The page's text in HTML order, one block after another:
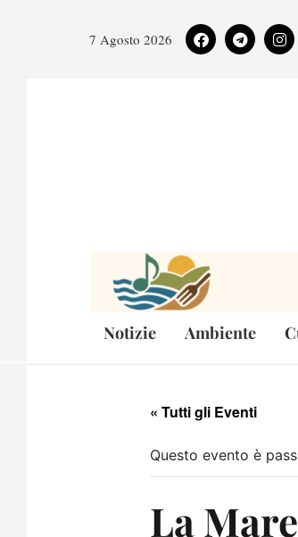
7 Agosto 2026
Notizie Ambiente
« Tutti gli Eventi
Questo evento è
La